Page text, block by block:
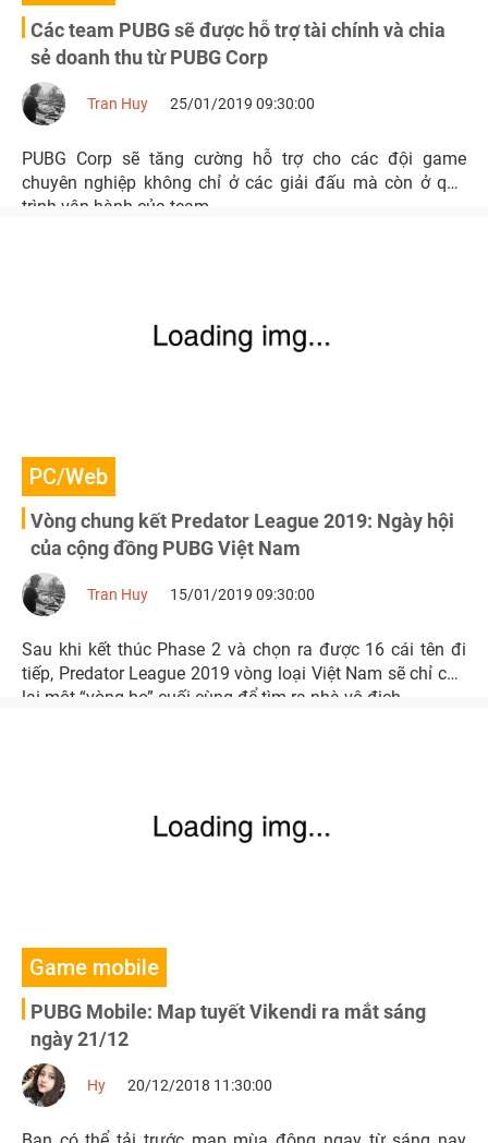
Các team PUBG sẽ được hỗ trợ tài chính và chia
sẻ doanh thu từ PUBG Corp
Tran Huy 25/01/2019 09:30:00
PUBG Corp sẽ tăng cường hỗ trợ cho các đội game
chuyên nghiệp không chỉ ở các giải đấu mà còn ở quá
trình vận hành của team.
PC/Web
Vòng chung kết Predator League 2019: Ngày hội
của cộng đồng PUBG Việt Nam
Tran Huy 15/01/2019 09:30:00
Sau khi kết thúc Phase 2 và chọn ra được 16 cái tên đi
tiếp, Predator League 2019 vòng loại Việt Nam sẽ chỉ còn
lại một “vòng bo” cuối cùng để tìm ra nhà vô địch.
Game mobile
PUBG Mobile: Map tuyết Vikendi ra mắt sáng
ngày 21/12
Hy 20/12/2018 11:30:00